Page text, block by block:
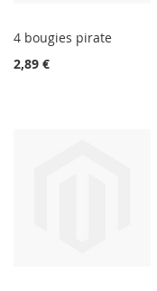
4 bougies pirate
2,89 €